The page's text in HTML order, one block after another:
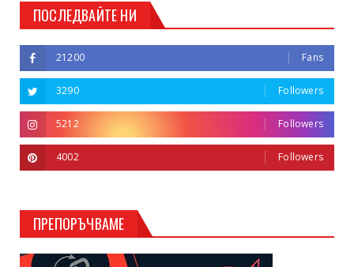
ПОСЛЕДВАЙТЕ НИ
21200 Fans
3290 Followers
5212 Followers
4002 Followers
ПРЕПОРЪЧВАМЕ